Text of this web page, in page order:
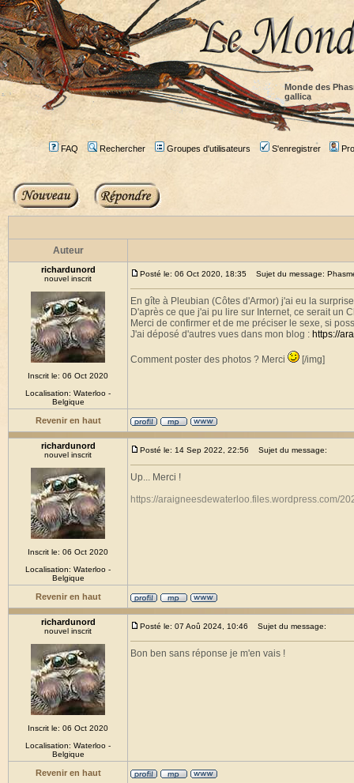
Monde des
gallica
FAQ Rechercher Groupes d'utilisateurs S'enregistrer
Auteur
richardunord
nouvel inscrit
Inscrit le: 06 Oct 2020
Localisation: Waterloo -
Belgique
Posté le: 06 Oct 2020, 18:35 Sujet du message:
En gîte à Pleubian (Côtes d'Armor) j'ai eu la
D'après ce que j'ai pu lire sur Internet, ce serait un
Merci de confirmer et de me préciser le sexe, si
J'ai déposé d'autres vues dans mon blog : https://
Comment poster des photos ? Merci [/img]
Revenir en haut
richardunord
nouvel inscrit
Inscrit le: 06 Oct 2020
Localisation: Waterloo -
Belgique
Posté le: 14 Sep 2022, 22:56 Sujet du message:
Up... Merci !
https://araigneesdewaterloo.files.wordpress.com/
Revenir en haut
richardunord
nouvel inscrit
Inscrit le: 06 Oct 2020
Localisation: Waterloo -
Belgique
Posté le: 07 Aoû 2024, 10:46 Sujet du message:
Bon ben sans réponse je m'en vais !
Revenir en haut